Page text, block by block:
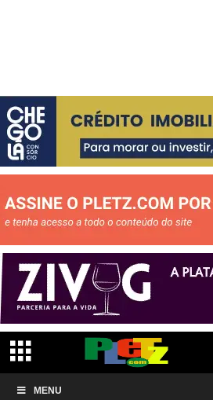
MENU
Início Tags